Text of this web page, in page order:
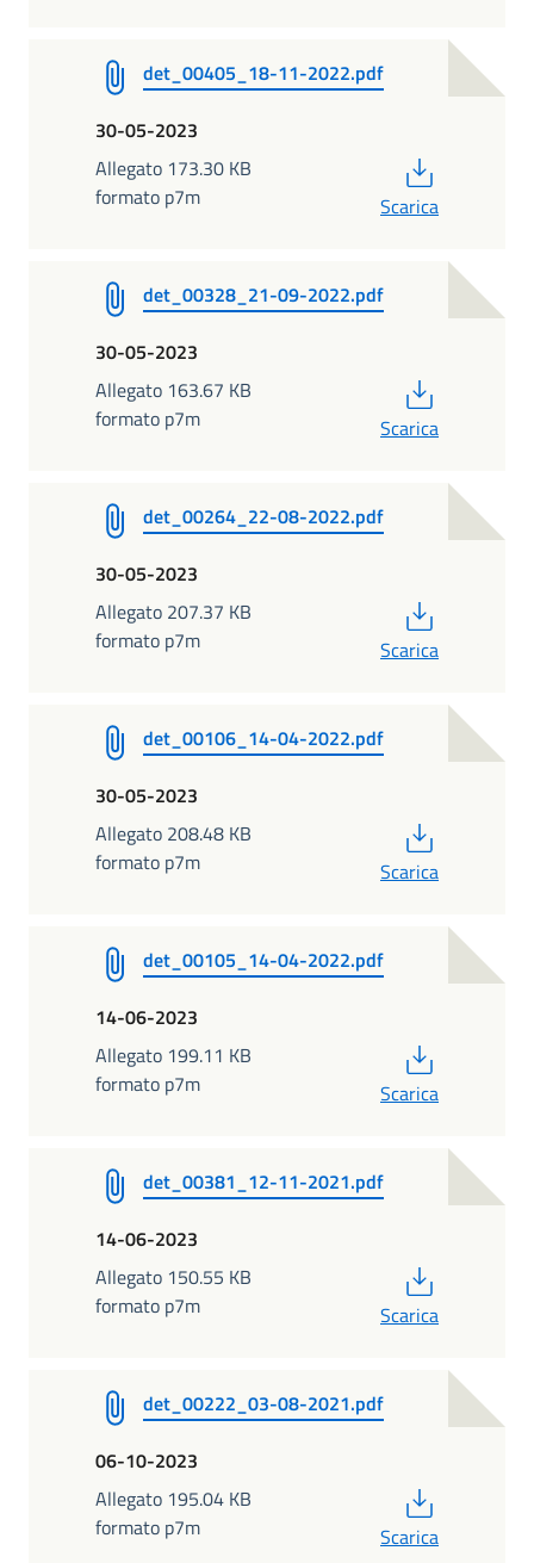
det_00405_18-11-2022.pdf
30-05-2023
Allegato 173.30 KB
formato p7m
Scarica
det_00328_21-09-2022.pdf
30-05-2023
Allegato 163.67 KB
formato p7m
Scarica
det_00264_22-08-2022.pdf
30-05-2023
Allegato 207.37 KB
formato p7m
Scarica
det_00106_14-04-2022.pdf
30-05-2023
Allegato 208.48 KB
formato p7m
Scarica
det_00105_14-04-2022.pdf
14-06-2023
Allegato 199.11 KB
formato p7m
Scarica
det_00381_12-11-2021.pdf
14-06-2023
Allegato 150.55 KB
formato p7m
Scarica
det_00222_03-08-2021.pdf
06-10-2023
Allegato 195.04 KB
formato p7m
Scarica